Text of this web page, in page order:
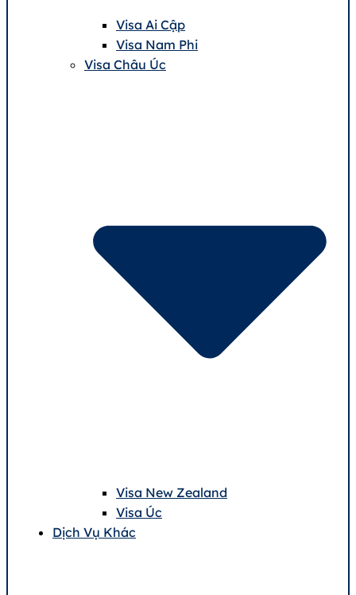
Visa Ai Cập
Visa Nam Phi
Visa Châu Úc
Visa New Zealand
Visa Úc
Dịch Vụ Khác